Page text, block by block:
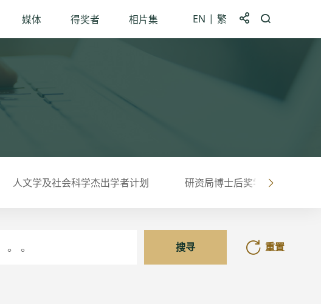
媒体 得奖者 相片集 EN 繁 分享到打开搜索框
人文学及社会科学杰出学者计划 研资局博士后奖学金计划
右
搜寻 重置